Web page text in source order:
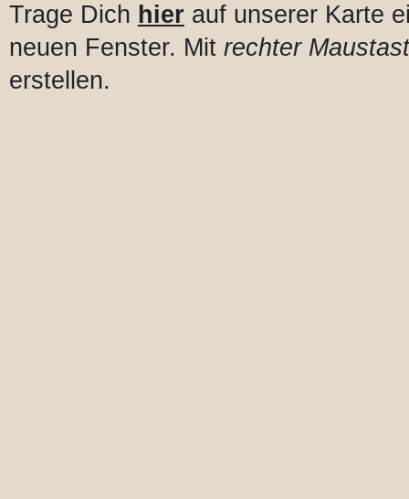
Trage Dich hier auf unserer Karte
neuen Fenster. Mit rechter
erstellen.